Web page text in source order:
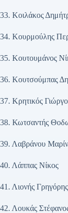
33. Κοιλάκος
34. Κουρμούλης
35. Κουτουμάνος
36. Κουτσούμπας
37. Κρητικός
38. Κωτσαντής
39. Λαβράνου
40. Λάππας Νίκος
41. Λιονής Γρηγόρης
42. Λουκάς